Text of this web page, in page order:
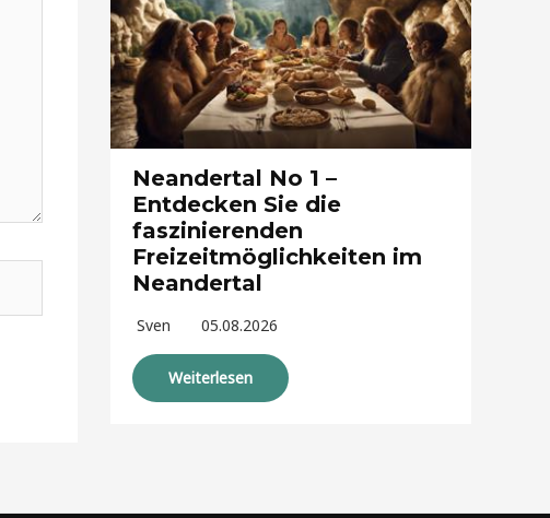
Neandertal No 1 –
Entdecken Sie die
faszinierenden
Freizeitmöglichkeiten im
Neandertal
Sven 05.08.2026
Weiterlesen